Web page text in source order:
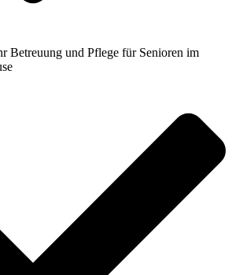
Betreuung und Pflege für Senioren im